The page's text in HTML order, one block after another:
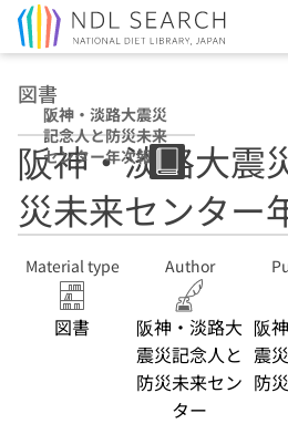
図書
阪神・淡路大震災
記念人と防災未来
センター年次報告
書
阪神・淡路大震
災未来センター
Material type
図書
Author
阪神・淡路大
震災記念人と
防災未来セン
ター
阪
震
防